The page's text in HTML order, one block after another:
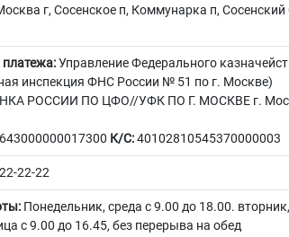
г, Сосенское п, Коммунарка п, Сосенский
платежа:Управление Федерального
инспекция ФНС России № 51 по г. Москве)
РОССИИ ПО ЦФО//УФК ПО Г. МОСКВЕ г.
К/С:40102810545370000003
22-22
Понедельник, среда с 9.00 до 18.00.
с 9.00 до 16.45, без перерыва на обед